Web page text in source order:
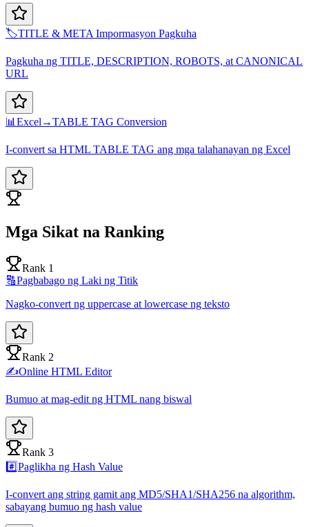
🏷️TITLE & META Impormasyon Pagkuha
Pagkuha ng TITLE, DESCRIPTION, ROBOTS, at CANONICAL
URL
📊 Excel→TABLE TAG Conversion
I-convert sa HTML TABLE TAG ang mga talahanayan ng Excel
Mga Sikat na Ranking
Rank 1
🔠Pagbabago ng Laki ng Titik
Nagko-convert ng uppercase at lowercase ng teksto
Rank 2
✍️Online HTML Editor
Bumuo at mag-edit ng HTML nang biswal
Rank 3
#️⃣Paglikha ng Hash Value
I-convert ang string gamit ang MD5/SHA1/SHA256 na algorithm,
sabayang bumuo ng hash value